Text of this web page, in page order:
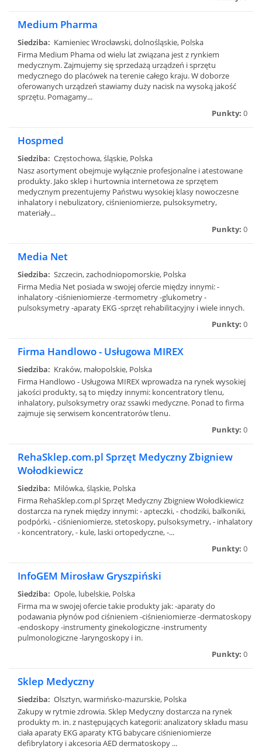
Medium Pharma
Siedziba: Kamieniec Wrocławski, dolnośląskie, Polska
Firma Medium Phama od wielu lat związana jest z rynkiem
medycznym. Zajmujemy się sprzedażą urządzeń i sprzętu
medycznego do placówek na terenie całego kraju. W doborze
oferowanych urządzeń stawiamy duży nacisk na wysoką jakość
sprzętu. Pomagamy...
Punkty: 0
Hospmed
Siedziba: Częstochowa, śląskie, Polska
Nasz asortyment obejmuje wyłącznie profesjonalne i atestowane
produkty. Jako sklep i hurtownia internetowa ze sprzętem
medycznym prezentujemy Państwu wysokiej klasy nowoczesne
inhalatory i nebulizatory, ciśnieniomierze, pulsoksymetry,
materiały...
Punkty: 0
Media Net
Siedziba: Szczecin, zachodniopomorskie, Polska
Firma Media Net posiada w swojej ofercie między innymi: -
inhalatory -ciśnieniomierze -termometry -glukometry -
pulsoksymetry -aparaty EKG -sprzęt rehabilitacyjny i wiele innych.
Punkty: 0
Firma Handlowo - Usługowa MIREX
Siedziba: Kraków, małopolskie, Polska
Firma Handlowo - Usługowa MIREX wprowadza na rynek wysokiej
jakości produkty, są to między innymi: koncentratory tlenu,
inhalatory, pulsoksymetry oraz ssawki medyczne. Ponad to firma
zajmuje się serwisem koncentratorów tlenu.
Punkty: 0
RehaSklep.com.pl Sprzęt Medyczny Zbigniew
Wołodkiewicz
Siedziba: Milówka, śląskie, Polska
Firma RehaSklep.com.pl Sprzęt Medyczny Zbigniew Wołodkiewicz
dostarcza na rynek między innymi: - apteczki, - chodziki, balkoniki,
podpórki, - ciśnieniomierze, stetoskopy, pulsoksymetry, - inhalatory
- koncentratory, - kule, laski ortopedyczne, -...
Punkty: 0
InfoGEM Mirosław Gryszpiński
Siedziba: Opole, lubelskie, Polska
Firma ma w swojej ofercie takie produkty jak: -aparaty do
podawania płynów pod ciśnieniem -ciśnieniomierze -dermatoskopy
-endoskopy -instrumenty ginekologiczne -instrumenty
pulmonologiczne -laryngoskopy i in.
Punkty: 0
Sklep Medyczny
Siedziba: Olsztyn, warmińsko-mazurskie, Polska
Zakupy w rytmie zdrowia. Sklep Medyczny dostarcza na rynek
produkty m. in. z następujących kategorii: analizatory składu masu
ciała aparaty EKG aparaty KTG babycare ciśnieniomierze
defibrylatory i akcesoria AED dermatoskopy ...